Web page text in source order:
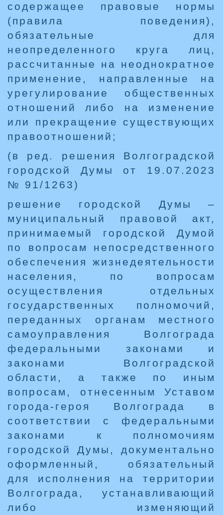
содержащее правовые нормы
(правила поведения),
обязательные для
неопределенного круга лиц,
рассчитанные на неоднократное
применение, направленные на
урегулирование общественных
отношений либо на изменение
или прекращение существующих
правоотношений;
(в ред. решения Волгоградской
городской Думы от 19.07.2023
№ 91/1263)
решение городской Думы –
муниципальный правовой акт,
принимаемый городской Думой
по вопросам непосредственного
обеспечения жизнедеятельности
населения, по вопросам
осуществления отдельных
государственных полномочий,
переданных органам местного
самоуправления Волгограда
федеральными законами и
законами Волгоградской
области, а также по иным
вопросам, отнесенным Уставом
города-героя Волгограда в
соответствии с федеральными
законами к полномочиям
городской Думы, документально
оформленный, обязательный
для исполнения на территории
Волгограда, устанавливающий
либо изменяющий